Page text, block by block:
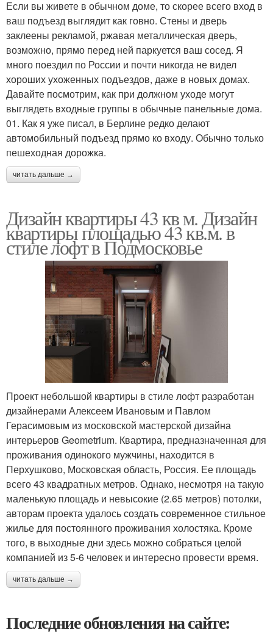
Если вы живете в обычном доме, то скорее всего вход в
ваш подъезд выглядит как говно. Стены и дверь
заклеены рекламой, ржавая металлическая дверь,
возможно, прямо перед ней паркуется ваш сосед. Я
много поездил по России и почти никогда не видел
хороших ухоженных подъездов, даже в новых домах.
Давайте посмотрим, как при должном уходе могут
выглядеть входные группы в обычные панельные дома.
01. Как я уже писал, в Берлине редко делают
автомобильный подъезд прямо ко входу. Обычно только
пешеходная дорожка.
читать дальше →
Дизайн квартиры 43 кв м. Дизайн
квартиры площадью 43 кв.м. в
стиле лофт в Подмосковье
Проект небольшой квартиры в стиле лофт разработан
дизайнерами Алексеем Ивановым и Павлом
Герасимовым из московской мастерской дизайна
интерьеров Geometrium. Квартира, предназначенная для
проживания одинокого мужчины, находится в
Перхушково, Московская область, Россия. Ее площадь
всего 43 квадратных метров. Однако, несмотря на такую
маленькую площадь и невысокие (2.65 метров) потолки,
авторам проекта удалось создать современное стильное
жилье для постоянного проживания холостяка. Кроме
того, в выходные дни здесь можно собраться целой
компанией из 5-6 человек и интересно провести время.
читать дальше →
Последние обновления на сайте: